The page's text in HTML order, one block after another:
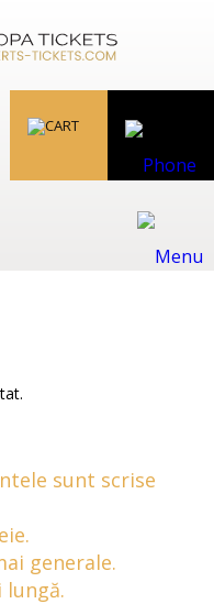
sunt scrise
generale.
lungă.